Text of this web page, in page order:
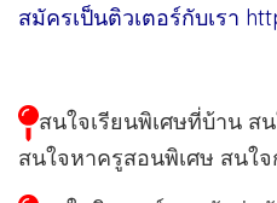
สมัครเป็นติวเตอร์กับเรา
สนใจเรียนพิเศษที่บ้าน ส
สนใจหาครูสอนพิเศษ สนใ